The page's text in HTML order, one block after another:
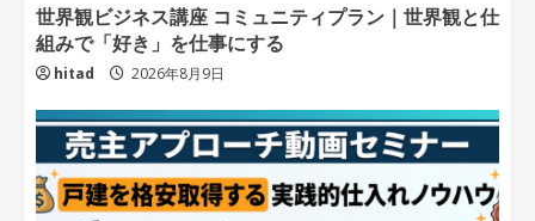
世界観ビジネス講座 コミュニティプラン｜世界観と仕
組みで「好き」を仕事にする
hitad 2026年8月9日